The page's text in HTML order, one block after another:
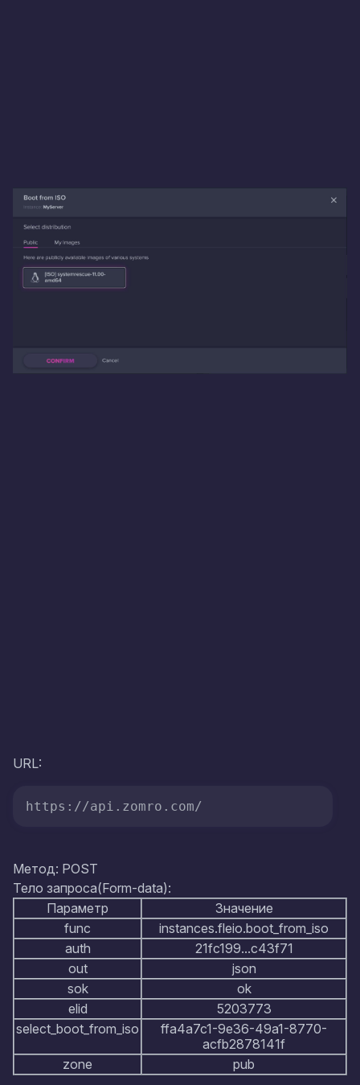
URL:
https://api.zomro.com/
Метод: POST
Тело запроса(Form-data):
Параметр
Значение
func
instances.fleio.boot_from_iso
auth
21fc199...c43f71
out
json
sok
ok
elid
5203773
select_boot_from_iso
ffa4a7c1-9e36-49a1-8770-
acfb2878141f
zone
pub